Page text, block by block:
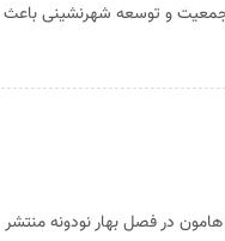
جمعیت و توسعه شهرنشینی باعث
در فصل بهار نودونه منتشر